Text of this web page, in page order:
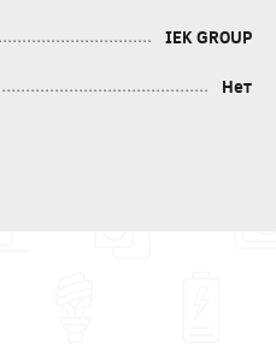
IEK GROUP
Нет